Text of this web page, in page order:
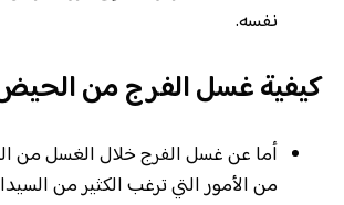
نفسه.
كيفية غسل الفرج من
أما عن غسل الفرج خلال الغسل من
من الأمور التي ترغب الكثير من